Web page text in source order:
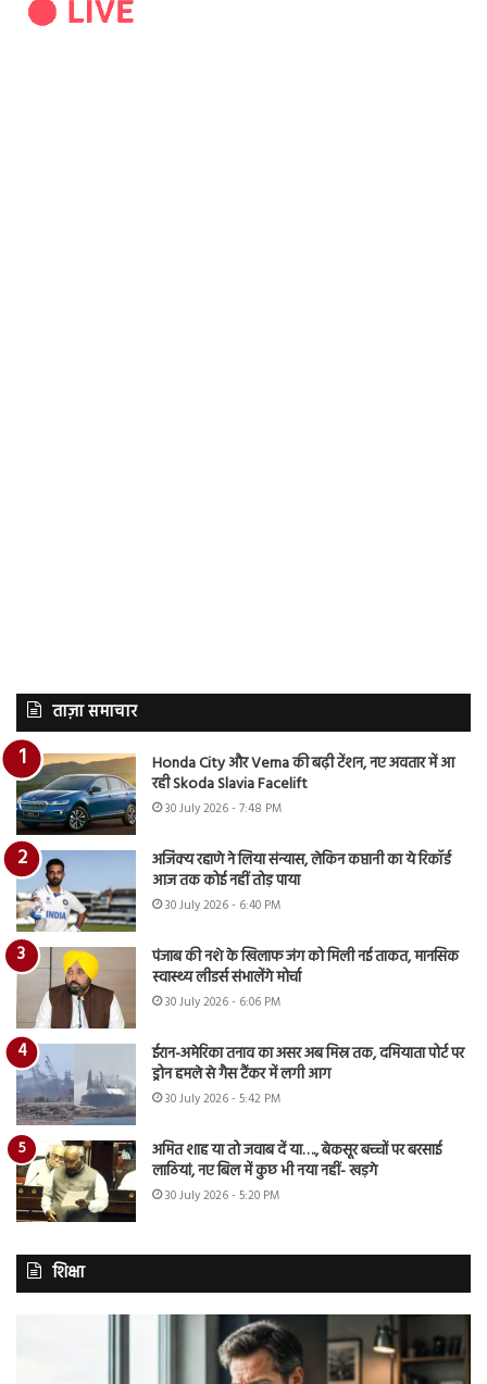
ताज़ा समाचार
Honda City और Verna की बढ़ी टेंशन, नए अवतार में आ
रही Skoda Slavia Facelift
30 July 2026 - 7:48 PM
अजिंक्य रहाणे ने लिया संन्यास, लेकिन कप्तानी का ये रिकॉर्ड
आज तक कोई नहीं तोड़ पाया
30 July 2026 - 6:40 PM
पंजाब की नशे के खिलाफ जंग को मिली नई ताकत, मानसिक
स्वास्थ्य लीडर्स संभालेंगे मोर्चा
30 July 2026 - 6:06 PM
ईरान-अमेरिका तनाव का असर अब मिस्र तक, दमियाता पोर्ट पर
ड्रोन हमले से गैस टैंकर में लगी आग
30 July 2026 - 5:42 PM
अमित शाह या तो जवाब दें या…., बेकसूर बच्चों पर बरसाई
लाठियां, नए बिल में कुछ भी नया नहीं- खड़गे
30 July 2026 - 5:20 PM
शिक्षा